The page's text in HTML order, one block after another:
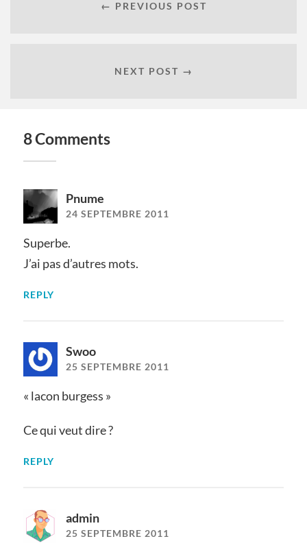
← PREVIOUS POST
NEXT POST →
8 Comments
Pnume
24 SEPTEMBRE 2011
Superbe.
J’ai pas d’autres mots.
REPLY
Swoo
25 SEPTEMBRE 2011
« lacon burgess »
Ce qui veut dire ?
REPLY
admin
25 SEPTEMBRE 2011